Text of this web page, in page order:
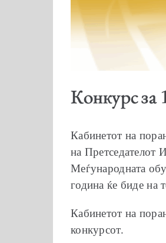
Конкурс за
Кабинетот на
на Претседателот
Меѓународната
година ќе биде на
Кабинетот на
конкурсот.